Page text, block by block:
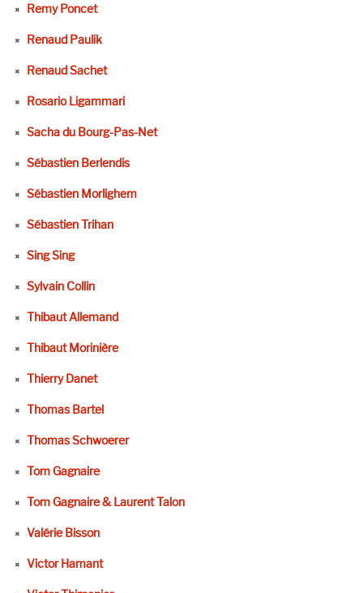
Remy Poncet
Renaud Paulik
Renaud Sachet
Rosario Ligammari
Sacha du Bourg-Pas-Net
Sébastien Berlendis
Sébastien Morlighem
Sébastien Trihan
Sing Sing
Sylvain Collin
Thibaut Allemand
Thibaut Morinière
Thierry Danet
Thomas Bartel
Thomas Schwoerer
Tom Gagnaire
Tom Gagnaire & Laurent Talon
Valérie Bisson
Victor Hamant